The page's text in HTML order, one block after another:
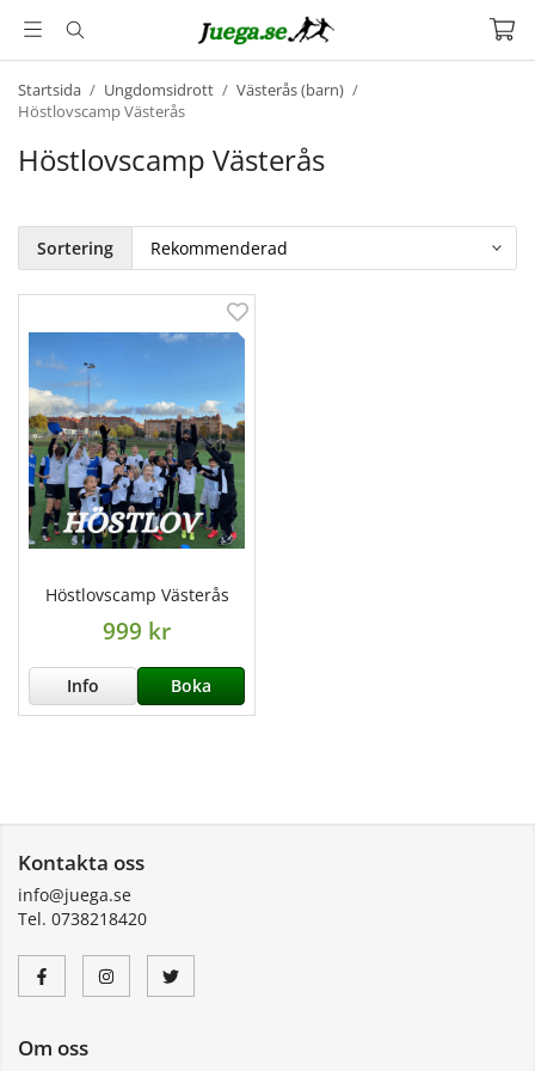
Startsida / Ungdomsidrott / Västerås (barn) /
Höstlovscamp Västerås
Höstlovscamp Västerås
Sortering
Höstlovscamp Västerås
999 kr
Info Boka
Kontakta oss
info@juega.se
Tel. 0738218420
Om oss